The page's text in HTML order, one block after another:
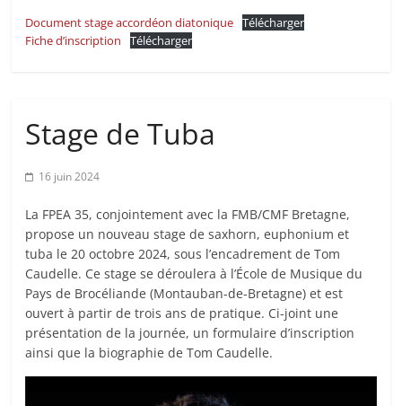
Document stage accordéon diatonique Télécharger
Fiche d’inscription
Télécharger
Stage de Tuba
16 juin 2024
La FPEA 35, conjointement avec la FMB/CMF Bretagne,
propose un nouveau stage de saxhorn, euphonium et
tuba le 20 octobre 2024, sous l’encadrement de Tom
Caudelle. Ce stage se déroulera à l’École de Musique du
Pays de Brocéliande (Montauban-de-Bretagne) et est
ouvert à partir de trois ans de pratique. Ci-joint une
présentation de la journée, un formulaire d’inscription
ainsi que la biographie de Tom Caudelle.